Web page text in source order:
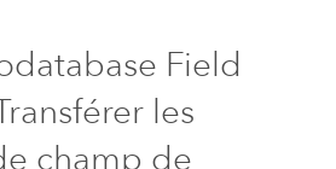
Field
les
champ de